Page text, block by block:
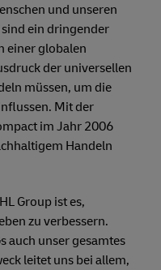
und unseren
ein dringender
einer globalen
der universellen
müssen, um die
Mit der
im Jahr 2006
Handeln
Group ist es,
zu verbessern.
auch unser gesamtes
leitet uns bei allem,